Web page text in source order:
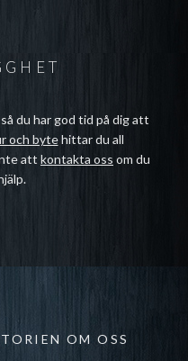
du har god tid på dig att
och bytehittar du all
att kontakta oss om du
OM OSS